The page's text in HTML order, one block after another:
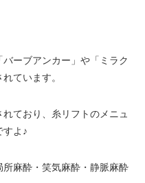
金 土
：00
18：00
18：00
18：00
オリコ/アプラス/
ード
金
：00
19：00
19：00
19：00
ーブアンカー」や「ミラク
ています。
ており、糸リフトのメニュ
すよ♪
麻酔・笑気麻酔・静脈麻酔